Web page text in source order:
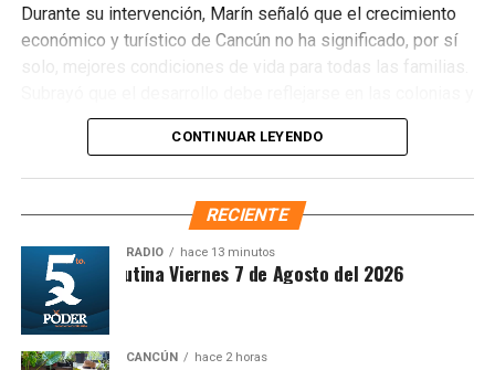
Finalmente, Marybel Villegas afirmó que reforestar es
proteger el agua, regenerar los suelos y construir
recursos naturales también significa defender nuestra
calidad de vida”, expresó.
Durante su intervención, Marín señaló que el crecimiento
económico y turístico de Cancún no ha significado, por sí
solo, mejores condiciones de vida para todas las familias.
en quienes históricamente han permanecido rezagados,
destacando el impacto de los programas sociales, el
incremento del salario mínimo y las inversiones federales
realizadas en el sureste durante el gobierno de López
Obrador. Enfatizó que estos avances deben consolidarse
para garantizar bienestar y justicia social.
CONTINUAR LEYENDO
RECIENTE
RADIO hace 13 minutos
Sintesis Matutina Viernes 7 de Agosto del 2026
CANCÚN hace 2 horas